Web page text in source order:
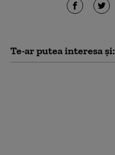
Te-ar putea interesa și: